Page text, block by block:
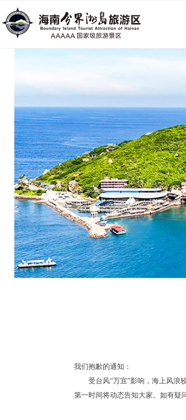
我们抱歉的通知：
受台风“万宜”影响，海上风浪
第一时间将动态告知大家。如有疑